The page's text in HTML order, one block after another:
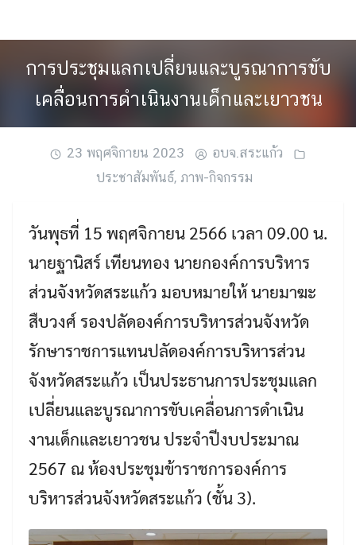
การประชุมแลกเปลี่ยนและบูรณาการขับ
เคลื่อนการดำเนินงานเด็กและเยาวชน
23 พฤศจิกายน 2023
อบจ.สระแก้ว
ประชาสัมพันธ์, ภาพ-กิจกรรม
วันพุธที่ 15 พฤศจิกายน 2566 เวลา 09.00 น.
นายฐานิสร์ เทียนทอง นายกองค์การบริหาร
ส่วนจังหวัดสระแก้ว มอบหมายให้ นายมาฆะ
สืบวงศ์ รองปลัดองค์การบริหารส่วนจังหวัด
รักษาราชการแทนปลัดองค์การบริหารส่วน
จังหวัดสระแก้ว เป็นประธานการประชุมแลก
เปลี่ยนและบูรณาการขับเคลื่อนการดำเนิน
งานเด็กและเยาวชน ประจำปีงบประมาณ
2567 ณ ห้องประชุมข้าราชการองค์การ
บริหารส่วนจังหวัดสระแก้ว (ชั้น 3).